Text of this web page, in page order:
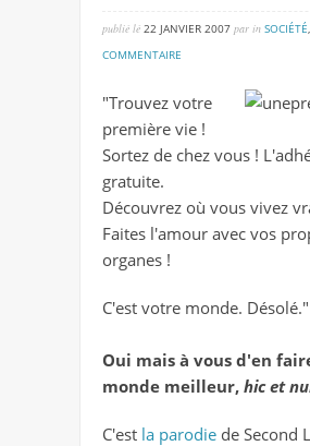
publié lé 22 JANVIER 2007 par in SOCIÉTÉ
COMMENTAIRE
life
"Trouvez votre
première vie !
Sortez de chez vous !
gratuite.
Découvrez où vous vivez
Faites l'amour avec vos
organes !
C'est votre monde. Désolé."
Oui mais à vous d'en
monde meilleur, hic et
C'est la parodie de Second